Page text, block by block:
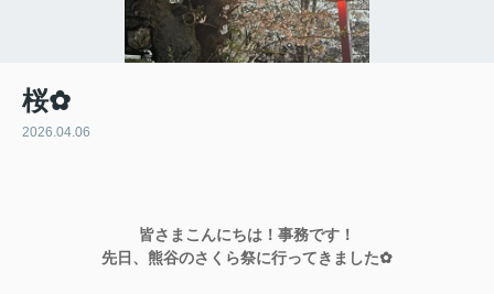
桜✿
2026.04.06
皆さまこんにちは！事務です！
先日、熊谷のさくら祭に行ってきました✿